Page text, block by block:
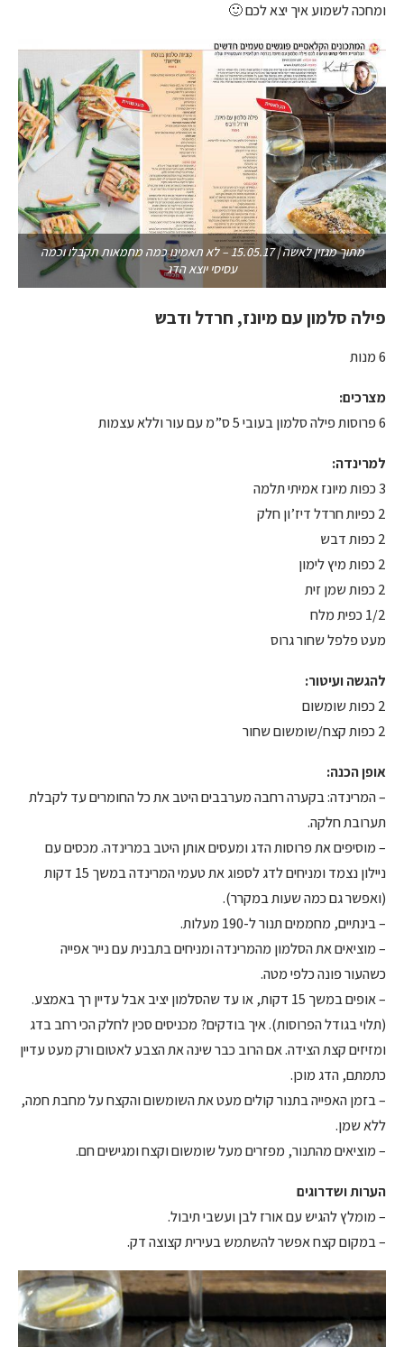
ומחכה לשמוע איך יצא לכם 🙂
מתוך מגזין לאשה | 15.05.17 – לא תאמינו כמה מחמאות תקבלו וכמה
עסיסי יוצא הדג
פילה סלמון עם מיונז, חרדל ודבש
6 מנות
מצרכים:
6 פרוסות פילה סלמון בעובי 5 ס”מ עם עור וללא עצמות
למרינדה:
3 כפות מיונז אמיתי תלמה
2 כפיות חרדל דיז’ון חלק
2 כפות דבש
2 כפות מיץ לימון
2 כפות שמן זית
1/2 כפית מלח
מעט פלפל שחור גרוס
להגשה ועיטור:
2 כפות שומשום
2 כפות קצח/שומשום שחור
אופן הכנה:
– המרינדה: בקערה רחבה מערבבים היטב את כל החומרים עד לקבלת
תערובת חלקה.
– מוסיפים את פרוסות הדג ומעסים אותן היטב במרינדה. מכסים עם
ניילון נצמד ומניחים לדג לספוג את טעמי המרינדה במשך 15 דקות
(ואפשר גם כמה שעות במקרר).
– בינתיים, מחממים תנור ל-190 מעלות.
– מוציאים את הסלמון מהמרינדה ומניחים בתבנית עם נייר אפייה
כשהעור פונה כלפי מטה.
– אופים במשך 15 דקות, או עד שהסלמון יציב אבל עדיין רך באמצע.
(תלוי בגודל הפרוסות). איך בודקים? מכניסים סכין לחלק הכי רחב בדג
ומזיזים קצת הצידה. אם הרוב כבר שינה את הצבע לאטום ורק מעט עדיין
כתמתם, הדג מוכן.
– בזמן האפייה בתנור קולים מעט את השומשום והקצח על מחבת חמה,
ללא שמן.
– מוציאים מהתנור, מפזרים מעל שומשום וקצח ומגישים חם.
הערות ושדרוגים
– מומלץ להגיש עם אורז לבן ועשבי תיבול.
– במקום קצח אפשר להשתמש בעירית קצוצה דק.